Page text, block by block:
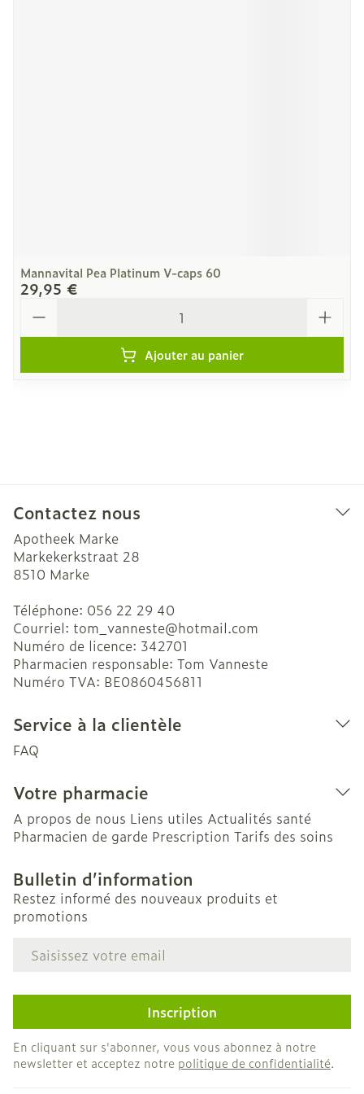
Mannavital Pea Platinum V-caps 60
29,95 €
Ajouter au panier
Contactez nous
Apotheek Marke
Markekerkstraat 28
8510 Marke
Téléphone: 056 22 29 40
Courriel: tom_vanneste@hotmail.com
Numéro de licence: 342701
Pharmacien responsable: Tom Vanneste
Numéro TVA: BE0860456811
Service à la clientèle
FAQ
Votre pharmacie
A propos de nous Liens utiles Actualités santé
Pharmacien de garde Prescription Tarifs des soins
Bulletin d’information
Restez informé des nouveaux produits et
promotions
Adresse mail
Inscription
En cliquant sur s'abonner, vous vous abonnez à notre
newsletter et acceptez notre politique de confidentialité.